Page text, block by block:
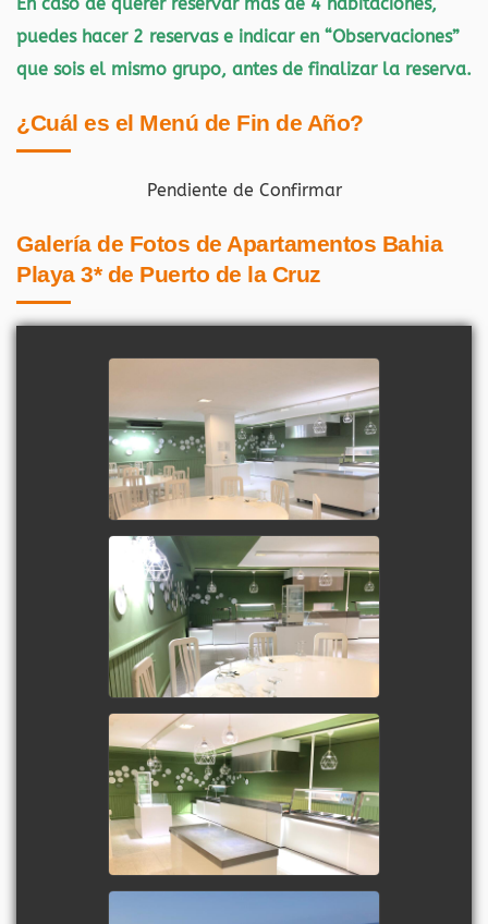
puedes hacer 2 reservas e indicar en “Observaciones”
que sois el mismo grupo, antes de finalizar la reserva.
¿Cuál es el Menú de Fin de Año?
Pendiente de Confirmar
Galería de Fotos de Apartamentos Bahia
Playa 3* de Puerto de la Cruz